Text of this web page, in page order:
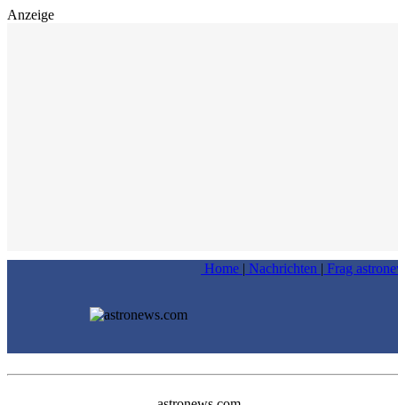
Anzeige
Home | Nachrichten | Frag